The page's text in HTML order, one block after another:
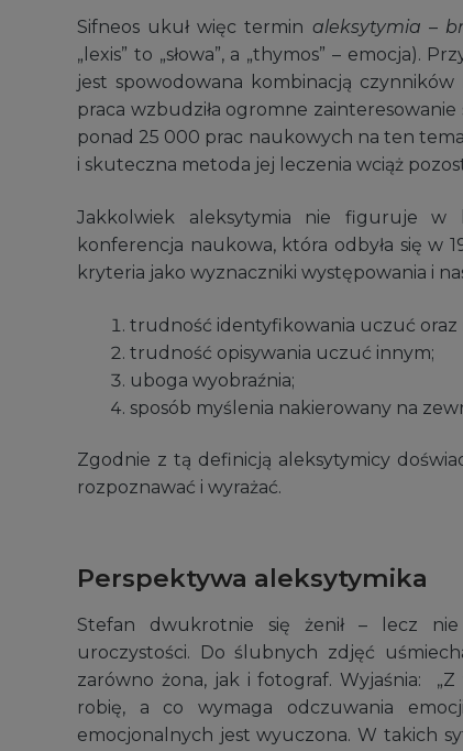
Sifneos ukuł więc termin aleksytymia –
„lexis” to „słowa”, a „thymos” – emocja).
jest spowodowana kombinacją
praca wzbudziła ogromne
ponad 25 000 prac naukowych na ten
i skuteczna metoda jej leczenia wciąż
Jakkolwiek aleksytymia nie figuruje w
konferencja naukowa, która odbyła się w
kryteria jako wyznaczniki występowania i
trudność identyfikowania uczuć oraz
trudność opisywania uczuć innym;
uboga wyobraźnia;
sposób myślenia nakierowany na
Zgodnie z tą definicją aleksytymicy
rozpoznawać i wyrażać.
Perspektywa aleksytymika
Stefan dwukrotnie się żenił – lecz nie
uroczystości. Do ślubnych zdjęć
zarówno żona, jak i fotograf. Wyjaśnia:
robię, a co wymaga odczuwania
emocjonalnych jest wyuczona. W takich